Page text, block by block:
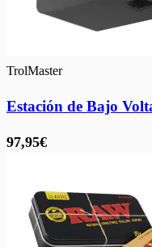
TrolMaster
Estación de Bajo
97,95€